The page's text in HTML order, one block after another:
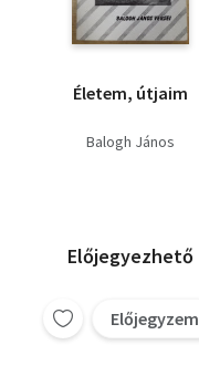
Életem, útjaim
Balogh János
Előjegyezhető
Előjegyzem